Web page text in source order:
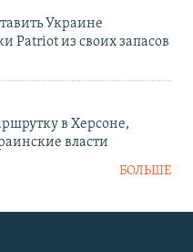
Украине
Patriot из своих запасов
в Херсоне,
власти
БОЛЬШЕ